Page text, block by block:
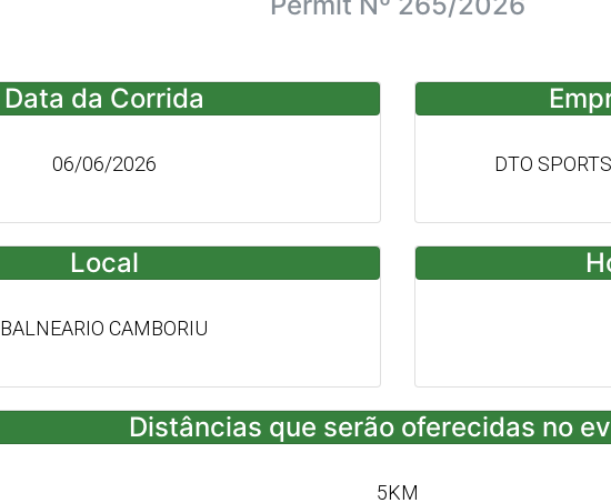
Data da Corrida
06/06/2026 DTO
Local
BALNEARIO CAMBORIU
Distâncias que serão oferecidas no
5KM